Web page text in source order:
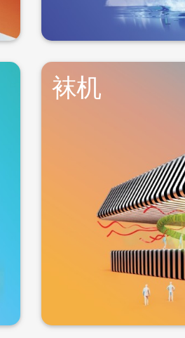
袜机
与大圆机不同，袜机制造
器的技术化程度极高，有
步骤就完成一项成品。与
形度的单件成品。
袜机典型的应用领域包括